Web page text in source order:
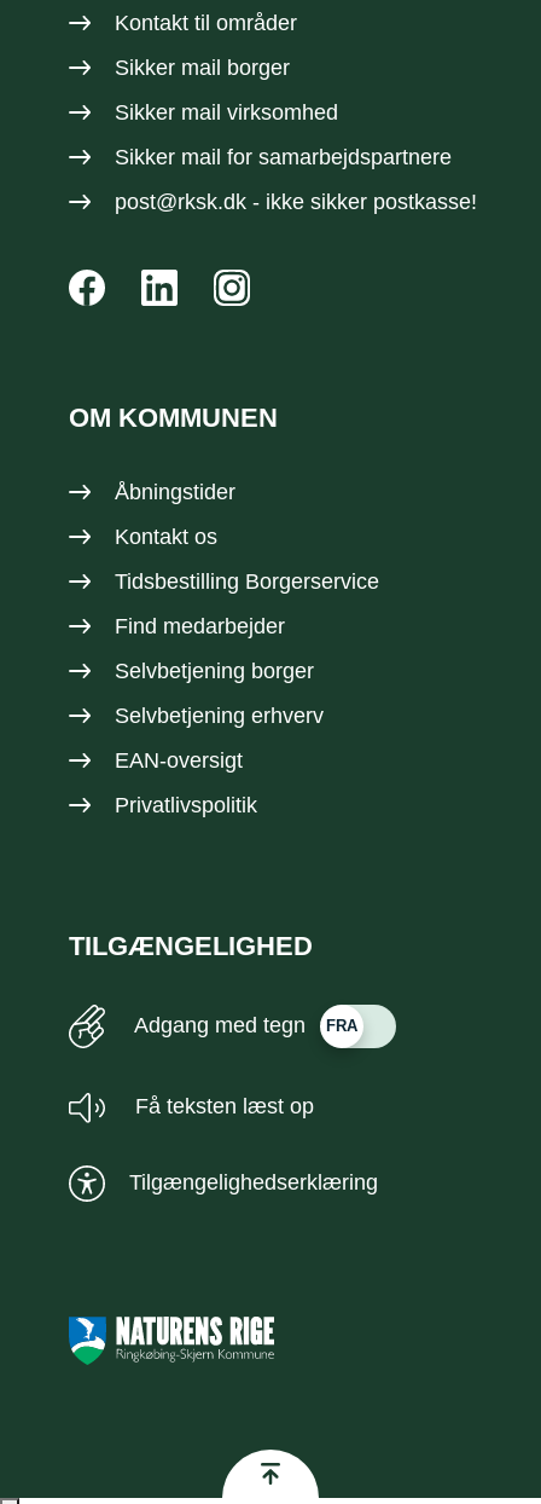
Kontakt til områder
Sikker mail borger
Sikker mail virksomhed
Sikker mail for samarbejdspartnere
post@rksk.dk- ikke sikker postkasse!
OM KOMMUNEN
Åbningstider
Kontakt os
Tidsbestilling Borgerservice
Find medarbejder
Selvbetjening borger
Selvbetjening erhverv
EAN-oversigt
Privatlivspolitik
TILGÆNGELIGHED
Adgang med tegn
Få teksten læst op
Tilgængelighedserklæring